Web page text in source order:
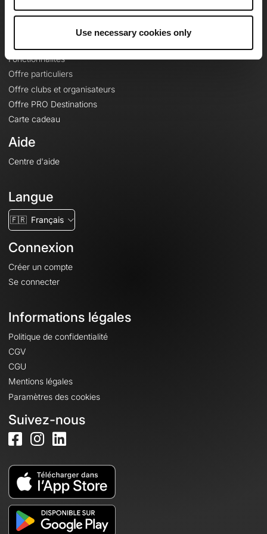
Use necessary cookies only
Fonctionnalités
Offre particuliers
Offre clubs et organisateurs
Offre PRO Destinations
Carte cadeau
Aide
Centre d'aide
Langue
🇫🇷 Français
Connexion
Créer un compte
Se connecter
Informations légales
Politique de confidentialité
CGV
CGU
Mentions légales
Paramètres des cookies
Suivez-nous